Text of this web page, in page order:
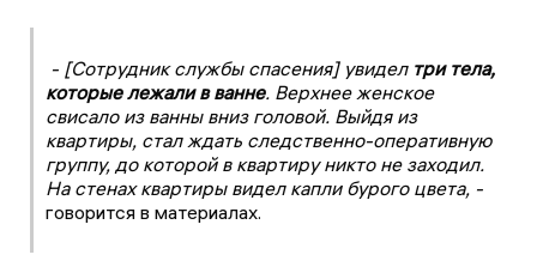
- [Сотрудник службы спасения] увидел три тела,
которые лежали в ванне. Верхнее женское
свисало из ванны вниз головой. Выйдя из
квартиры, стал ждать следственно-оперативную
группу, до которой в квартиру никто не заходил.
На стенах квартиры видел капли бурого цвета, -
говорится в материалах.